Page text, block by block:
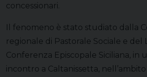
concessionari.
Il fenomeno è stato studiato dalla
regionale di Pastorale Sociale e del
Conferenza Episcopale Siciliana, in
incontro a Caltanissetta,